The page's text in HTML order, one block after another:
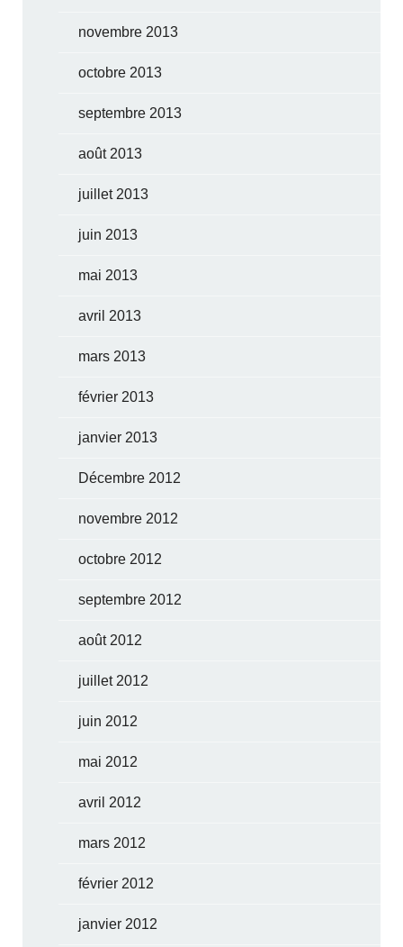
novembre 2013
octobre 2013
septembre 2013
août 2013
juillet 2013
juin 2013
mai 2013
avril 2013
mars 2013
février 2013
janvier 2013
Décembre 2012
novembre 2012
octobre 2012
septembre 2012
août 2012
juillet 2012
juin 2012
mai 2012
avril 2012
mars 2012
février 2012
janvier 2012